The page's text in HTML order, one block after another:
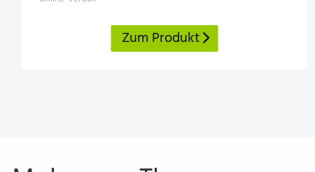
Zum Produkt